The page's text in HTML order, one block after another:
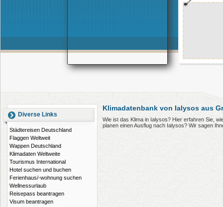
Diverse Links
Städtereisen Deutschland
Flaggen Weltweit
Wappen Deutschland
Klimadaten Weltweite
Tourismus International
Hotel suchen und buchen
Ferienhaus/-wohnung suchen
Wellnessurlaub
Reisepass beantragen
Visum beantragen
Klimadatenbank von Ialysos aus
Wie ist das Klima in Ialysos? Hier erfahren Sie,
planen einen Ausflug nach Ialysos? Wir sagen